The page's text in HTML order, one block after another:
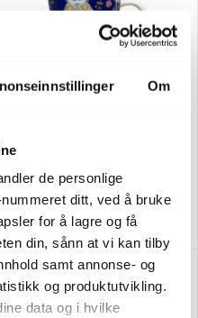
Om
de personlige
ditt, ved å bruke
for å lagre og få
din, sånn at vi kan tilby
samt annonse- og
og produktutvikling.
data og i hvilke
På lager